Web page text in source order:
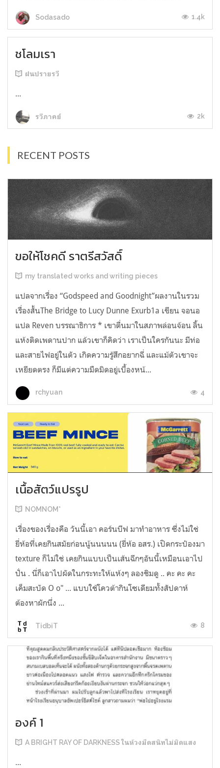
Sodasado 1.4k
ชโลมเรา
ฝนปรายรวี
...
รวีภาคย์ 2k
RECENT POSTS
ขอให้โชคดี ราตรีสวัสดิ์
my translated works and writing pieces
แปลจากเรื่อง “Godspeed and Goodnight”ผลงานในรวม
เรื่องสั้นThe Bridge to Lucy Dunne Exurb1a เขียน จอนอ
แปล Reven บรรณาธิการ * เขาตื่นมาในสภาพล่อนจ้อน ลิ้น
แห้งติดเพดานปาก แล้วเขาก็คิดว่า เราเป็นใครกันนะ มีท่อ
และสายไฟอยู่ในตัว เกิดความรู้สึกอยากฉี่ และแม้ตัวเขาจะ
เหยียดตรง ก็มีแต่ความมืดมิดอยู่เบื้องหน้...
rchyuan 4
เนื้อสัตว์แปรรูป
NOMNOM*
เรื่องของเรื่องคือ วันนี้เอา คอร์นบีฟ มาทำอาหาร ซึ่งไม่ใช่
ยี่ห้อที่เคยกินสมัยก่อนนู้นนนนน (ยี่ห้อ อสร.) เปิดกระป๋องมา
texture ก็ไม่ใช่ เคยกินแบบเป็นเส้นฉีกๆอันนี้เหมือนเอาไป
ปั่น . นี่ก็เอาไปผัดในกระทะให้แห้งๆ ลองชิมดู .. คะ คะ คะ
เค็มสะบัด O o" ... แบบใช้โควต้ากินโซเดียมทั้งสัปดาห์
ต้องหาผักนึ่ง ...
TidbiT 8
องค์ 1
A BRIGHT RAY OF DARKNESS ในห้วงมืดสนิทไม่มิดแสง
...